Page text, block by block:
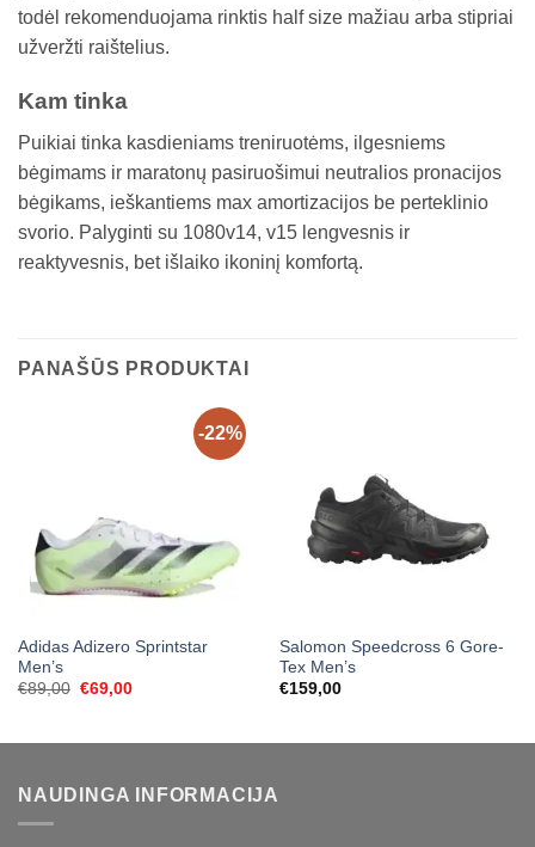
todėl rekomenduojama rinktis half size mažiau arba stipriai
užveržti raištelius.
Kam tinka
Puikiai tinka kasdieniams treniruotėms, ilgesniems
bėgimams ir maratonų pasiruošimui neutralios pronacijos
bėgikams, ieškantiems max amortizacijos be perteklinio
svorio. Palyginti su 1080v14, v15 lengvesnis ir
reaktyvesnis, bet išlaiko ikoninį komfortą.
PANAŠŪS PRODUKTAI
-22%
Adidas Adizero Sprintstar
Men’s
€89,00 Original
€69,00Current
Salomon Speedcross 6 Gore-
Tex Men’s
€159,00
NAUDINGA INFORMACIJA